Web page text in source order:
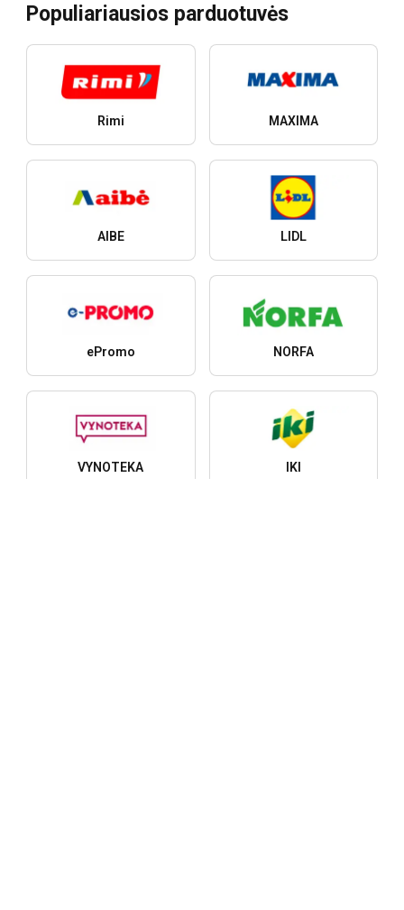
Populiariausios parduotuvės
Rimi MAXIMA
AIBE LIDL
ePromo NORFA
VYNOTEKA IKI